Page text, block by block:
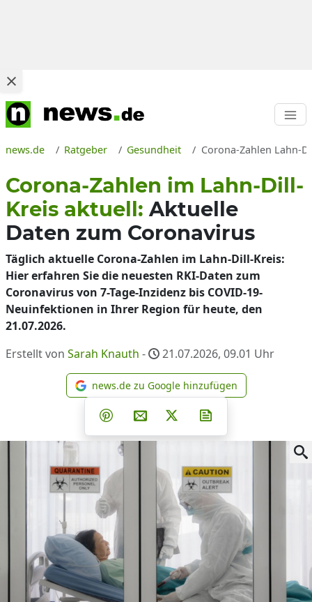
news.de Ratgeber Gesundheit Corona-Zahlen Lahn-
Corona-Zahlen im Lahn-Dill-
Kreis aktuell: Aktuelle
Daten zum Coronavirus
Täglich aktuelle Corona-Zahlen im Lahn-Dill-Kreis:
Hier erfahren Sie die neuesten RKI-Daten zum
Coronavirus von 7-Tage-Inzidenz bis COVID-19-
Neuinfektionen in Ihrer Region für heute, den
21.07.2026.
Erstellt von Sarah Knauth - 21.07.2026, 09.01 Uhr
news.de zu Google
news.de zu Google hinzufügen
Teilen auf Facebook
Teilen auf Whatsapp
Teilen auf Telegram
Teilen auf Pinterest
Per E-Mail teilen
Post auf X